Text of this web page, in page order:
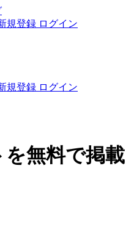
規登録 ログイン
規登録 ログイン
無料で掲載